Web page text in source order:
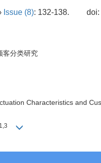
Issue (8): 132-138.
客分类研究
Characteristics and
1,3